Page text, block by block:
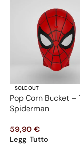
SOLD OUT
Pop Corn Bucket –
Spiderman
59,90€
Leggi Tutto